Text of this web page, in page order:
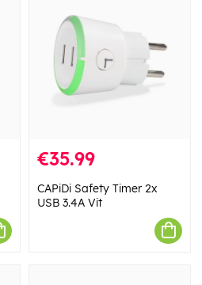
€35.99
CAPiDi Safety Timer 2x
USB 3.4A Vit